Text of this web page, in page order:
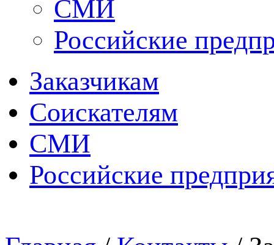
СМИ
Российские
Заказчикам
Соискателям
СМИ
Российские